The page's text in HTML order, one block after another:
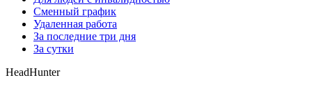
Сменный график
Удаленная работа
За последние три дня
За сутки
HeadHunter